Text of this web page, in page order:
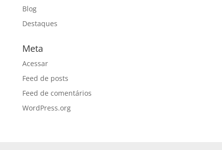
Blog
Destaques
Meta
Acessar
Feed de posts
Feed de comentários
WordPress.org